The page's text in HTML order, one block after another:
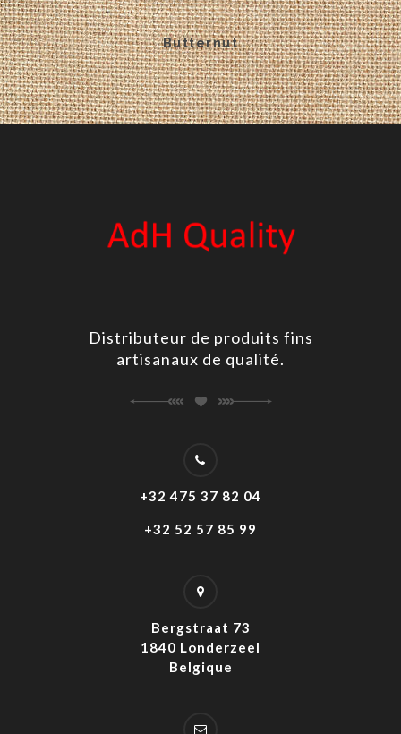
Butternut
Distributeur de produits fins
artisanaux de qualité.
+32 475 37 82 04
+32 52 57 85 99
Bergstraat 73
1840 Londerzeel
Belgique